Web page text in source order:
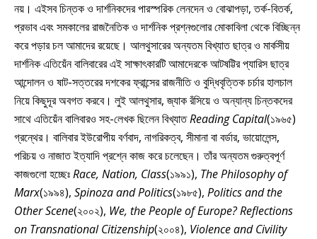
নয়। এইসব চিন্তক ও দার্শনিকদের পারস্পরিক লেনদেন ও বোঝাপড়া, তর্ক-বিতর্ক,
প্রভাব এবং সমকালের রাজনৈতিক ও দার্শনিক প্রশ্নগুলোর মোকাবিলা থেকে বিচ্ছিন্ন
করে পড়ার চল আমাদের রয়েছে। আলথুসারের অন্যতম বিখ্যাত ছাত্র ও মার্কসীয়
দার্শনিক এতিয়েঁন বালিবারের এই সাক্ষাৎকারটি আমাদেরকে আটষট্টির প্যারিস ছাত্র
আন্দোলন ও ষাট-সত্তরের দশকের ফ্রান্সের রাজনীতি ও বুদ্ধিবৃত্তিক চর্চার হালচাল
নিয়ে কিছুদূর অবগত করবে। লুই আলথুসার, জ্যাক রঁসিয়ে ও অন্যান্য চিন্তকদের
সাথে এতিয়েঁন বালিবারও সহ-লেখক ছিলেন বিখ্যাতReading Capital(১৯৬৫)
গ্রন্থের। বালিবার ইউরোপীয় বর্ণবাদ, নাগরিকত্ব, সীমানা বা বর্ডার, ভায়োলেন্স,
পরিচয় ও নাজাত ইত্যাদি প্রশ্নে কাজ করে চলেছেন। তাঁর অন্যতম গুরুত্বপূর্ণ
কাজগুলো হচ্ছেঃRace, Nation, Class(১৯৯১), The Philosophy of
Marx(১৯৯৪), Spinoza and Politics(১৯৮৫), Politics and the
Other Scene(২০০২), We, the People of Europe? Reflections
on Transnational Citizenship(২০০৪), Violence and Civility